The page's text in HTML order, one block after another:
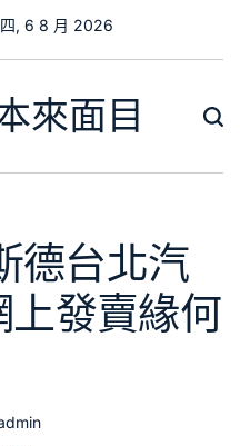
, 6 8 月 2026
來面目
德台北汽
上發賣緣何